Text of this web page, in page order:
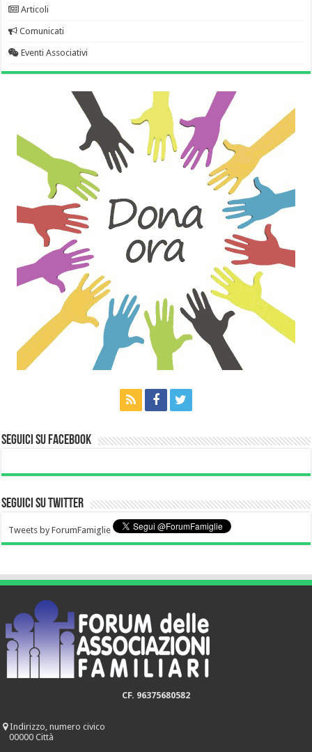
Articoli
Comunicati
Eventi Associativi
Seguici su Facebook
Seguici su Twitter
Tweets by ForumFamiglie
CF. 96375680582
Indirizzo, numero civico
00000 Città